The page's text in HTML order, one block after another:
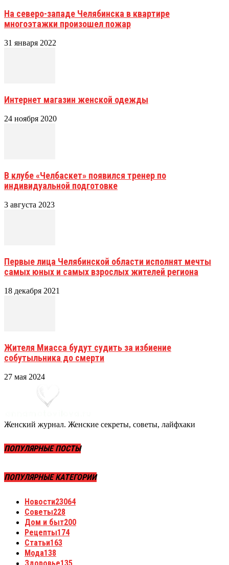
На северо-западе Челябинска в квартире
многоэтажки произошел пожар
31 января 2022
Интернет магазин женской одежды
24 ноября 2020
В клубе «Челбаскет» появился тренер по
индивидуальной подготовке
3 августа 2023
Первые лица Челябинской области исполнят мечты
самых юных и самых взрослых жителей региона
18 декабря 2021
Жителя Миасса будут судить за избиение
собутыльника до смерти
27 мая 2024
Женский журнал. Женские секреты, советы, лайфхаки
ПОПУЛЯРНЫЕ ПОСТЫ
ПОПУЛЯРНЫЕ КАТЕГОРИИ
Новости23064
Советы228
Дом и быт200
Рецепты174
Статьи163
Мода138